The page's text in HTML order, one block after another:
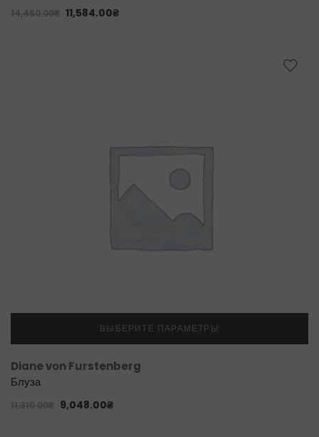
14,480.00₴ 11,584.00₴
ВЫБЕРИТЕ ПАРАМЕТРЫ
Diane von Furstenberg
Блуза
11,310.00₴ 9,048.00₴